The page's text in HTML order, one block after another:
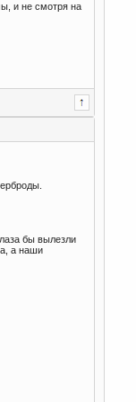
и не смотря на
бы вылезли
а наши